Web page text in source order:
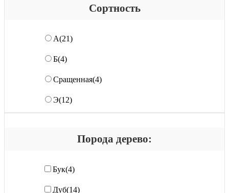
Сортность
А(21)
Б(4)
Сращенная(4)
Э(12)
Порода дерево:
Бук(4)
Дуб(14)